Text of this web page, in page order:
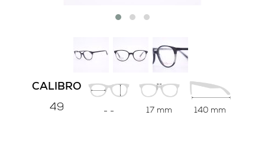
CALIBRO
49 - - 17 mm 140 mm